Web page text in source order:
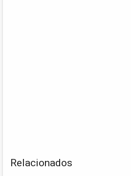
Relacionados